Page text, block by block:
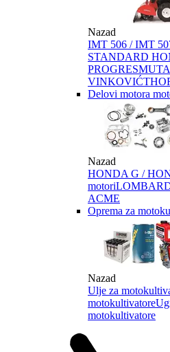
Nazad
IMT 506 / IMT
STANDARD
PROGRES
VINKOVIĆ
Delovi motora
Nazad
HONDA G /
motori
ACME
Oprema za
Nazad
Ulje za
motokultivatore
motokultivatore